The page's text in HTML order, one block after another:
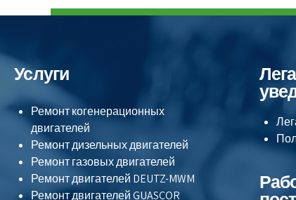
Услуги
Ремонт когенерационных
двигателей
Ремонт дизельных двигателей
Ремонт газовых двигателей
Ремонт двигателей DEUTZ-MWM
Ремонт двигателейGUASCOR